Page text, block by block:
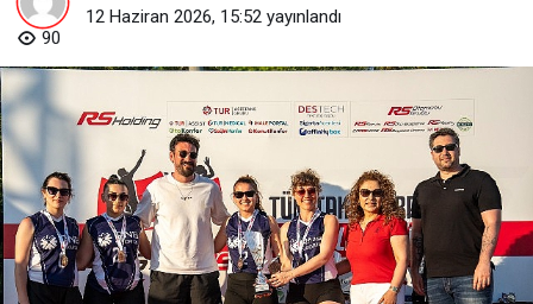
12 Haziran 2026, 15:52 yayınlandı
90